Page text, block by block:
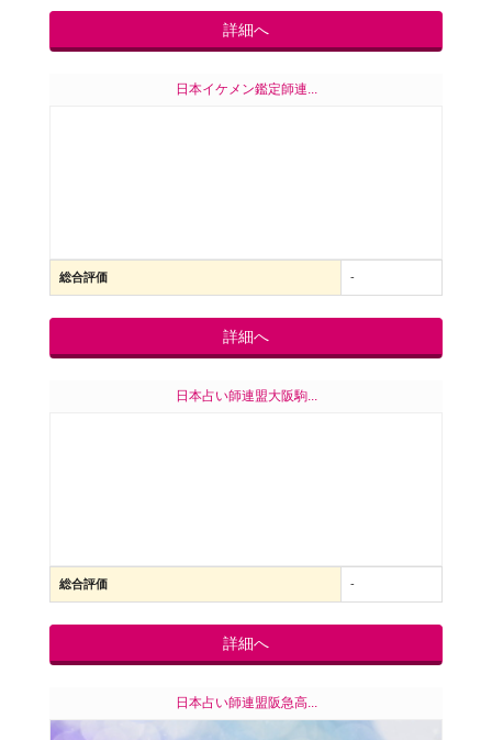
詳細へ
日本イケメン鑑定師連...
総合評価 -
詳細へ
日本占い師連盟大阪駒...
総合評価 -
詳細へ
日本占い師連盟阪急高...